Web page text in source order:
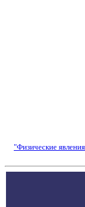
"Физические